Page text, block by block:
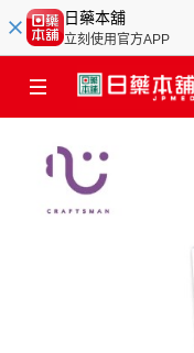
日藥本舖
立刻使用官方APP